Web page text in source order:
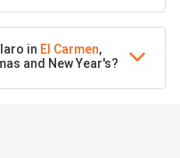
in El Carmen,
and New Year's?